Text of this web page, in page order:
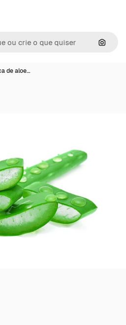
de aloe…